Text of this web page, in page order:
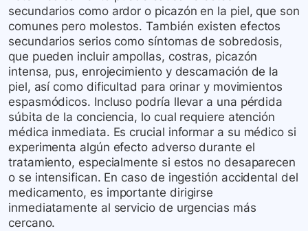
secundarios como ardor o picazón en la piel, que son
comunes pero molestos. También existen efectos
secundarios serios como síntomas de sobredosis,
que pueden incluir ampollas, costras, picazón
intensa, pus, enrojecimiento y descamación de la
piel, así como dificultad para orinar y movimientos
espasmódicos. Incluso podría llevar a una pérdida
súbita de la conciencia, lo cual requiere atención
médica inmediata. Es crucial informar a su médico si
experimenta algún efecto adverso durante el
tratamiento, especialmente si estos no desaparecen
o se intensifican. En caso de ingestión accidental del
medicamento, es importante dirigirse
inmediatamente al servicio de urgencias más
cercano.